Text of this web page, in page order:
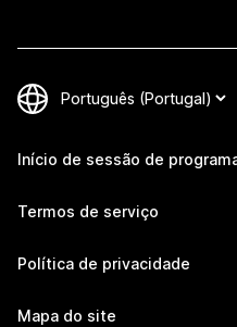
Início de sessão de
Termos de serviço
Política de privacidade
Mapa do site